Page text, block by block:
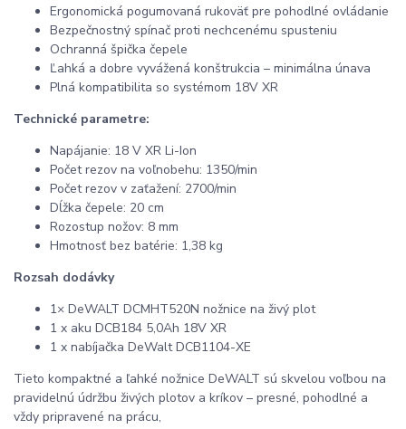
Ergonomická pogumovaná rukoväť pre pohodlné ovládanie
Bezpečnostný spínač proti nechcenému spusteniu
Ochranná špička čepele
Ľahká a dobre vyvážená konštrukcia – minimálna únava
Plná kompatibilita so systémom 18V XR
Technické parametre:
Napájanie: 18 V XR Li-Ion
Počet rezov na voľnobehu: 1350/min
Počet rezov v zaťažení: 2700/min
Dĺžka čepele: 20 cm
Rozostup nožov: 8 mm
Hmotnosť bez batérie: 1,38 kg
Rozsah dodávky
1× DeWALT DCMHT520N nožnice na živý plot
1 x aku DCB184 5,0Ah 18V XR
1 x nabíjačka DeWalt DCB1104-XE
Tieto kompaktné a ľahké nožnice DeWALT sú skvelou voľbou na
pravidelnú údržbu živých plotov a kríkov – presné, pohodlné a
vždy pripravené na prácu,